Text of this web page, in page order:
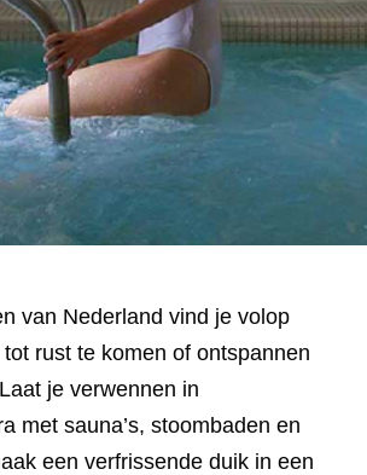
van Nederland vind je volop
rust te komen of ontspannen
je verwennen in
met sauna’s, stoombaden en
een verfrissende duik in een